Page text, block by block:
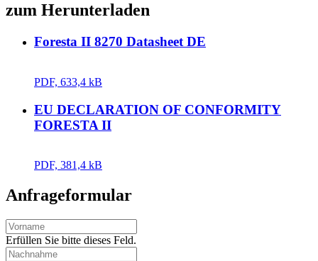
zum Herunterladen
Foresta II 8270 Datasheet DE
PDF, 633,4 kB
EU DECLARATION OF CONFORMITY
FORESTA II
PDF, 381,4 kB
Anfrageformular
Erfüllen Sie bitte dieses Feld.